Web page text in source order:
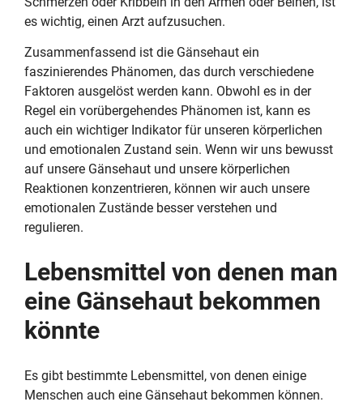
es wichtig, einen Arzt aufzusuchen.
Zusammenfassend ist die Gänsehaut ein
faszinierendes Phänomen, das durch verschiedene
Faktoren ausgelöst werden kann. Obwohl es in der
Regel ein vorübergehendes Phänomen ist, kann es
auch ein wichtiger Indikator für unseren körperlichen
und emotionalen Zustand sein. Wenn wir uns bewusst
auf unsere Gänsehaut und unsere körperlichen
Reaktionen konzentrieren, können wir auch unsere
emotionalen Zustände besser verstehen und
regulieren.
Lebensmittel von denen man
eine Gänsehaut bekommen
könnte
Es gibt bestimmte Lebensmittel, von denen einige
Menschen auch eine Gänsehaut bekommen können.